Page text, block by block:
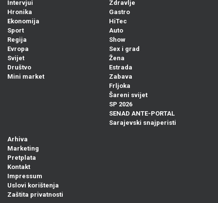
Intervjui
Hronika
Ekonomija
Sport
Regija
Evropa
Svijet
Društvo
Mini market
Zdravlje
Gastro
HiTec
Auto
Show
Sex i grad
Žena
Estrada
Zabava
Frljoka
Šareni svijet
SP 2026
SENAD ANTE-PORTAL
Sarajevski snajperisti
Arhiva
Marketing
Pretplata
Kontakt
Impressum
Uslovi korištenja
Zaštita privatnosti